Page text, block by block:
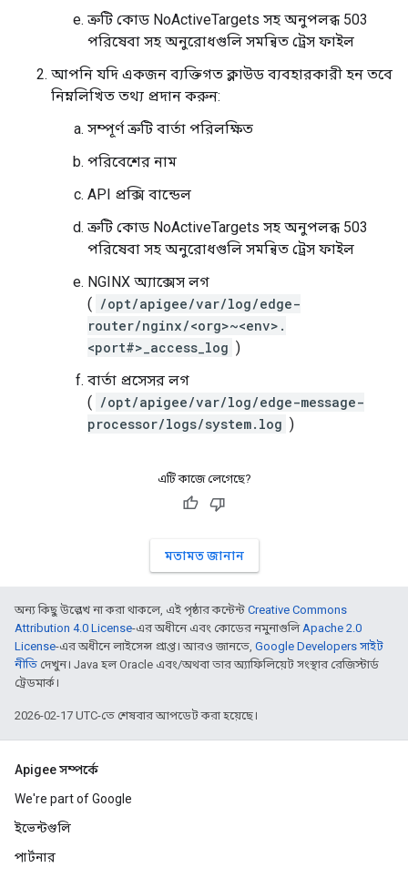
ত্রুটি কোড NoActiveTargets সহ অনুপলব্ধ 503
পরিষেবা সহ অনুরোধগুলি সমন্বিত ট্রেস ফাইল
আপনি যদি একজন ব্যক্তিগত ক্লাউড ব্যবহারকারী হন তবে
নিম্নলিখিত তথ্য প্রদান করুন:
সম্পূর্ণ ত্রুটি বার্তা পরিলক্ষিত
পরিবেশের নাম
API প্রক্সি বান্ডেল
ত্রুটি কোড NoActiveTargets সহ অনুপলব্ধ 503
পরিষেবা সহ অনুরোধগুলি সমন্বিত ট্রেস ফাইল
NGINX অ্যাক্সেস লগ
( /opt/apigee/var/log/edge-
router/nginx/<org>~<env>.
<port#>_access_log )
বার্তা প্রসেসর লগ
( /opt/apigee/var/log/edge-message-
processor/logs/system.log )
এটি কাজে লেগেছে?
মতামত জানান
অন্য কিছু উল্লেখ না করা থাকলে, এই পৃষ্ঠার কন্টেন্ট Creative Commons
Attribution 4.0 License-এর অধীনে এবং কোডের নমুনাগুলিApache 2.0
License-এর অধীনে লাইসেন্স প্রাপ্ত। আরও জানতে, Google Developers সাইট
নীতি দেখুন। Java হল Oracle এবং/অথবা তার অ্যাফিলিয়েট সংস্থার রেজিস্টার্ড
ট্রেডমার্ক।
2026-02-17 UTC-তে শেষবার আপডেট করা হয়েছে।
Apigee সম্পর্কে
We're part of Google
ইভেন্টগুলি
পার্টনার